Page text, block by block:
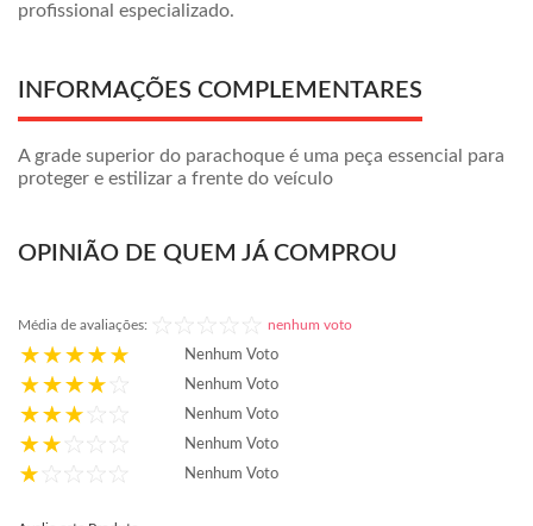
profissional especializado.
INFORMAÇÕES COMPLEMENTARES
A grade superior do parachoque é uma peça essencial para
proteger e estilizar a frente do veículo
OPINIÃO DE QUEM JÁ COMPROU
Média de avaliações: nenhum voto
Nenhum Voto
Nenhum Voto
Nenhum Voto
Nenhum Voto
Nenhum Voto